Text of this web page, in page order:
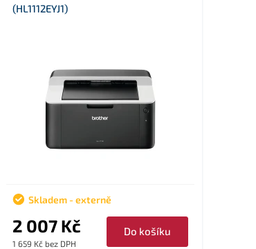
(HL1112EYJ1)
Skladem - externě
2 007 Kč
1 659 Kč bez DPH
Do košíku